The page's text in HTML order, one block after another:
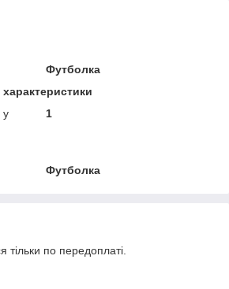
Футболка
у
1
Футболка
тільки по передоплаті.